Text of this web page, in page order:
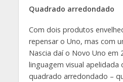
Quadrado arredondado
Com dois produtos
repensar o Uno, mas com
Nascia daí o Novo Uno em
linguagem visual apelidada
quadrado arredondado –